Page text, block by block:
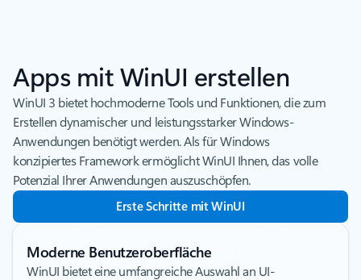
Apps mit WinUI erstellen
WinUI 3 bietet hochmoderne Tools und Funktionen, die zum
Erstellen dynamischer und leistungsstarker Windows-
Anwendungen benötigt werden. Als für Windows
konzipiertes Framework ermöglicht WinUI Ihnen, das volle
Potenzial Ihrer Anwendungen auszuschöpfen.
Erste Schritte mit WinUI
Moderne Benutzeroberfläche
WinUI bietet eine umfangreiche Auswahl an UI-